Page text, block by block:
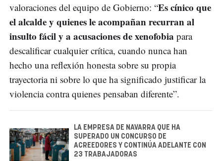
valoraciones del equipo de Gobierno: “Es cínico que
el alcalde y quienes le acompañan recurran al
insulto fácil y a acusaciones de xenofobia para
descalificar cualquier crítica, cuando nunca han
hecho una reflexión honesta sobre su propia
trayectoria ni sobre lo que ha significado justificar la
violencia contra quienes pensaban diferente”.
LA EMPRESA DE NAVARRA QUE HA
SUPERADO UN CONCURSO DE
ACREEDORES Y CONTINÚA ADELANTE CON
23 TRABAJADORAS